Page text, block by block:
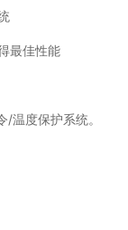
最佳性能
温度保护系统。